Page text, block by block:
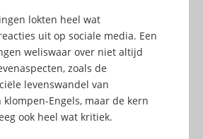
lokten heel wat
uit op sociale media. Een
weliswaar over niet altijd
zoals de
levenswandel van
Engels, maar de kern
ook heel wat kritiek.